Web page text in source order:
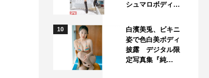
シュマロボディ…
10
白濱美兎、ビキニ
姿で色白美ボディ
披露 デジタル限
定写真集『純…